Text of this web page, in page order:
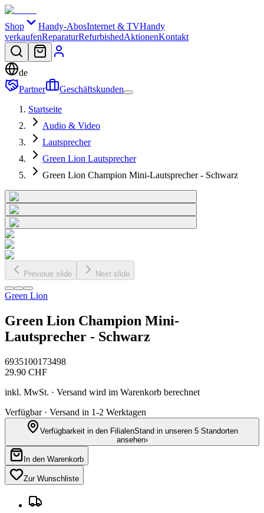
Shop Handy-AbosInternet & TVHandy
verkaufenReparaturRefurbishedAktionenKontakt
de
Partner
Geschäftskunden
Startseite
Audio & Video
Lautsprecher
Green Lion Lautsprecher
Green Lion Champion Mini-Lautsprecher - Schwarz
Previous slide Next slide
Green Lion
Green Lion Champion Mini-
Lautsprecher - Schwarz
6935100173498
29.90 CHF
inkl. MwSt. · Versand wird im Warenkorb berechnet
Verfügbar · Versand in 1-2 Werktagen
Verfügbarkeit in den FilialenStand in unseren 5 Standorten
ansehen›
In den Warenkorb
Zur Wunschliste